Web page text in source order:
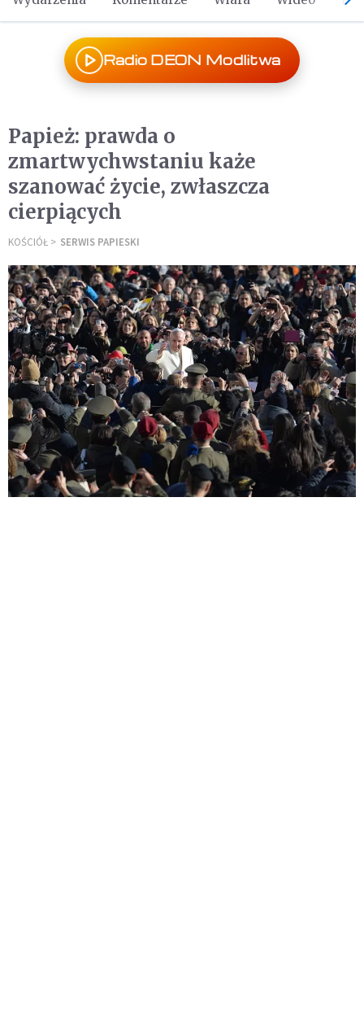
Radio DEON Modlitwa
Papież: prawda o
zmartwychwstaniu każe
szanować życie, zwłaszcza
cierpiących
KOŚCIÓŁ SERWIS PAPIESKI